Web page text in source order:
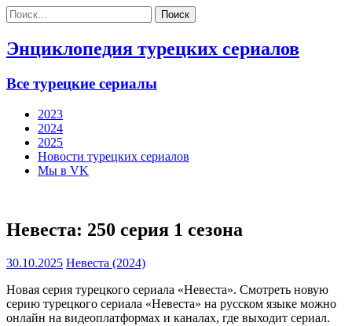
Найти:
Энциклопедия турецких сериалов
Все турецкие сериалы
2023
2024
2025
Новости турецких сериалов
Мы в VK
Невеста: 250 серия 1 сезона
30.10.2025 Невеста (2024)
Новая серия турецкого сериала «Невеста». Смотреть новую
серию турецкого сериала «Невеста» на русском языке можно
онлайн на видеоплатформах и каналах, где выходит сериал.